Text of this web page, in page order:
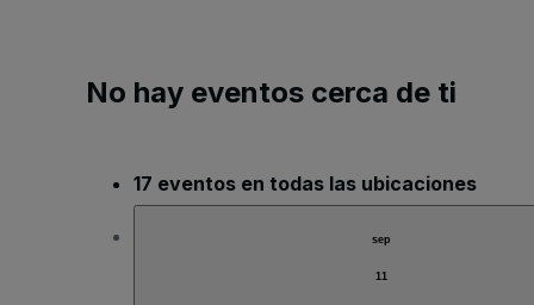
No hay eventos cerca de ti
17 eventos en todas las ubicaciones
sep
11